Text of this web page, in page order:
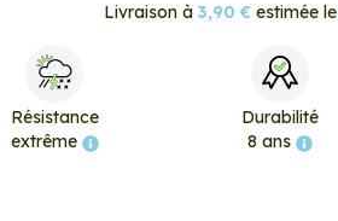
Livraison à 3,90 € estimée le
Résistance
extrême
Durabilité
8 ans